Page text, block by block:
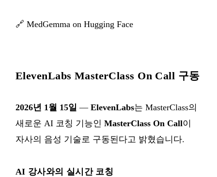
🔗 MedGemma on Hugging Face
ElevenLabs MasterClass On Call 구동
2026년 1월 15일 — ElevenLabs는 MasterClass의
새로운 AI 코칭 기능인 MasterClass On Call이
자사의 음성 기술로 구동된다고 밝혔습니다.
AI 강사와의 실시간 코칭